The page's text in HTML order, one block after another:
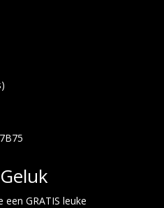
GRATIS leuke